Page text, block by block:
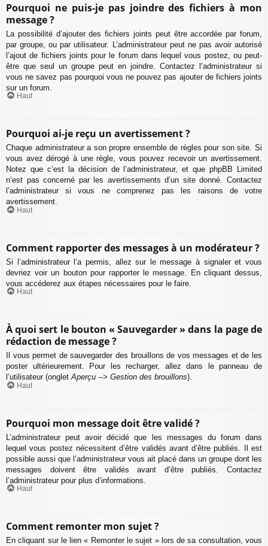
Pourquoi ne puis-je pas joindre des fichiers à mon
message ?
La possibilité d’ajouter des fichiers joints peut être accordée par forum,
par groupe, ou par utilisateur. L’administrateur peut ne pas avoir autorisé
l’ajout de fichiers joints pour le forum dans lequel vous postez, ou peut-
être que seul un groupe peut en joindre. Contactez l’administrateur si
vous ne savez pas pourquoi vous ne pouvez pas ajouter de fichiers joints
sur un forum.
Haut
Pourquoi ai-je reçu un avertissement ?
Chaque administrateur a son propre ensemble de règles pour son site. Si
vous avez dérogé à une règle, vous pouvez recevoir un avertissement.
Notez que c’est la décision de l’administrateur, et que phpBB Limited
n’est pas concerné par les avertissements d’un site donné. Contactez
l’administrateur si vous ne comprenez pas les raisons de votre
avertissement.
Haut
Comment rapporter des messages à un modérateur ?
Si l’administrateur l’a permis, allez sur le message à signaler et vous
devriez voir un bouton pour rapporter le message. En cliquant dessus,
vous accéderez aux étapes nécessaires pour le faire.
Haut
À quoi sert le bouton « Sauvegarder » dans la page de
rédaction de message ?
Il vous permet de sauvegarder des brouillons de vos messages et de les
poster ultérieurement. Pour les recharger, allez dans le panneau de
l’utilisateur (ongletAperçu --> Gestion des brouillons).
Haut
Pourquoi mon message doit être validé ?
L’administrateur peut avoir décidé que les messages du forum dans
lequel vous postez nécessitent d’être validés avant d’être publiés. Il est
possible aussi que l’administrateur vous ait placé dans un groupe dont les
messages doivent être validés avant d’être publiés. Contactez
l’administrateur pour plus d’informations.
Haut
Comment remonter mon sujet ?
En cliquant sur le lien « Remonter le sujet » lors de sa consultation, vous